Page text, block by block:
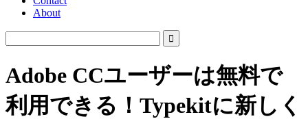
About
Adobe CCユーザーは無料で
利用できる！Typekitに新しく